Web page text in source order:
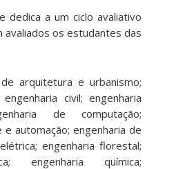
dedica a um ciclo avaliativo
avaliados os estudantes das
arquitetura e urbanismo;
civil; engenharia
de computação;
automação; engenharia de
engenharia florestal;
engenharia química;